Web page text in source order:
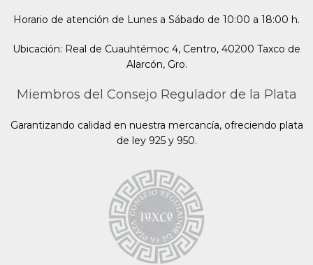
Horario de atención de Lunes a Sábado de 10:00 a 18:00 h.
Ubicación: Real de Cuauhtémoc 4, Centro, 40200 Taxco de
Alarcón, Gro.
Miembros del Consejo Regulador de la Plata
Garantizando calidad en nuestra mercancía, ofreciendo plata
de ley 925 y 950.